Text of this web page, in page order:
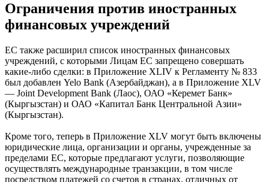
Ограничения против иностранных
финансовых учреждений
ЕС также расширил список иностранных финансовых
учреждений, с которыми Лицам ЕС запрещено совершать
какие-либо сделки: в Приложение XLIV к Регламенту № 833
был добавлен Yelo Bank (Азербайджан), а в Приложение XLV
— Joint Development Bank (Лаос), ОАО «Керемет Банк»
(Кыргызстан) и ОАО «Капитал Банк Центральной Азии»
(Кыргызстан).
Кроме того, теперь в Приложение XLV могут быть включены
юридические лица, организации и органы, учрежденные за
пределами ЕС, которые предлагают услуги, позволяющие
осуществлять международные транзакции, в том числе
посредством платежей со счетов в странах, отличных от